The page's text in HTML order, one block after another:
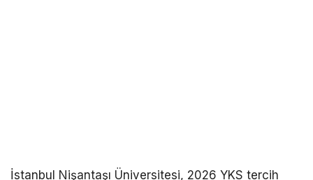
İstanbul Nişantaşı Üniversitesi, 2026 YKS tercih